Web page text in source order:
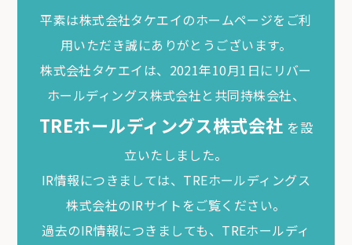
平素は株式会社タケエイのホームページをご利
用いただき誠にありがとうございます。
株式会社タケエイは、2021年10月1日にリバー
ホールディングス株式会社と共同持株会社、
TREホールディングス株式会社 を設
立いたしました。
IR情報につきましては、TREホールディングス
株式会社のIRサイトをご覧ください。
過去のIR情報につきましても、TREホールディ